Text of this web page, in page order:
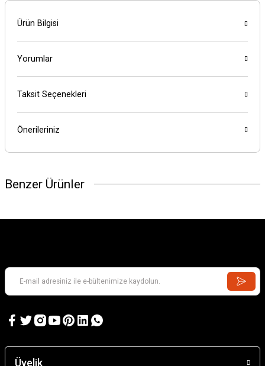
Ürün Bilgisi
Yorumlar
Taksit Seçenekleri
Önerileriniz
Benzer Ürünler
Kill Team: Terror on Devlan
Üyelik